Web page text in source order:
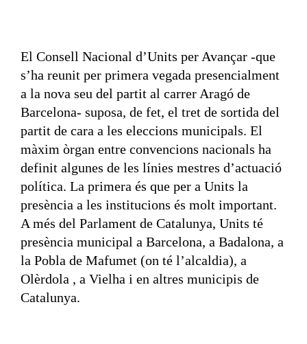
El Consell Nacional d’Units per Avançar -que
s’ha reunit per primera vegada presencialment
a la nova seu del partit al carrer Aragó de
Barcelona- suposa, de fet, el tret de sortida del
partit de cara a les eleccions municipals. El
màxim òrgan entre convencions nacionals ha
definit algunes de les línies mestres d’actuació
política. La primera és que per a Units la
presència a les institucions és molt important.
A més del Parlament de Catalunya, Units té
presència municipal a Barcelona, a Badalona, a
la Pobla de Mafumet (on té l’alcaldia), a
Olèrdola , a Vielha i en altres municipis de
Catalunya.